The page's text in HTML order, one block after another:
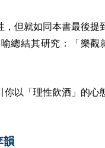
但就如同本書最後
總結其研究：「樂
以「理性飲酒」的心
韻